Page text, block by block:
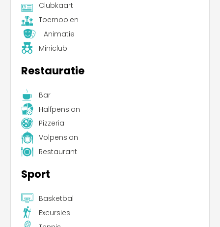
Clubkaart
Toernooien
Animatie
Miniclub
Restauratie
Bar
Halfpension
Pizzeria
Volpension
Restaurant
Sport
Basketbal
Excursies